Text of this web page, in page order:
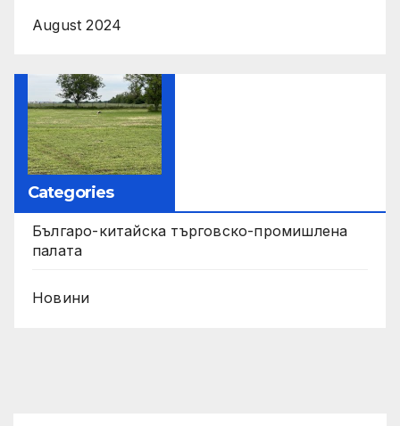
August 2024
Categories
Българо-китайска търговско-промишлена
палата
Новини